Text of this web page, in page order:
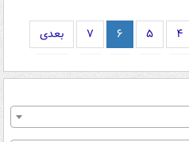
۴ ۵ ۶ ۷ بعدی